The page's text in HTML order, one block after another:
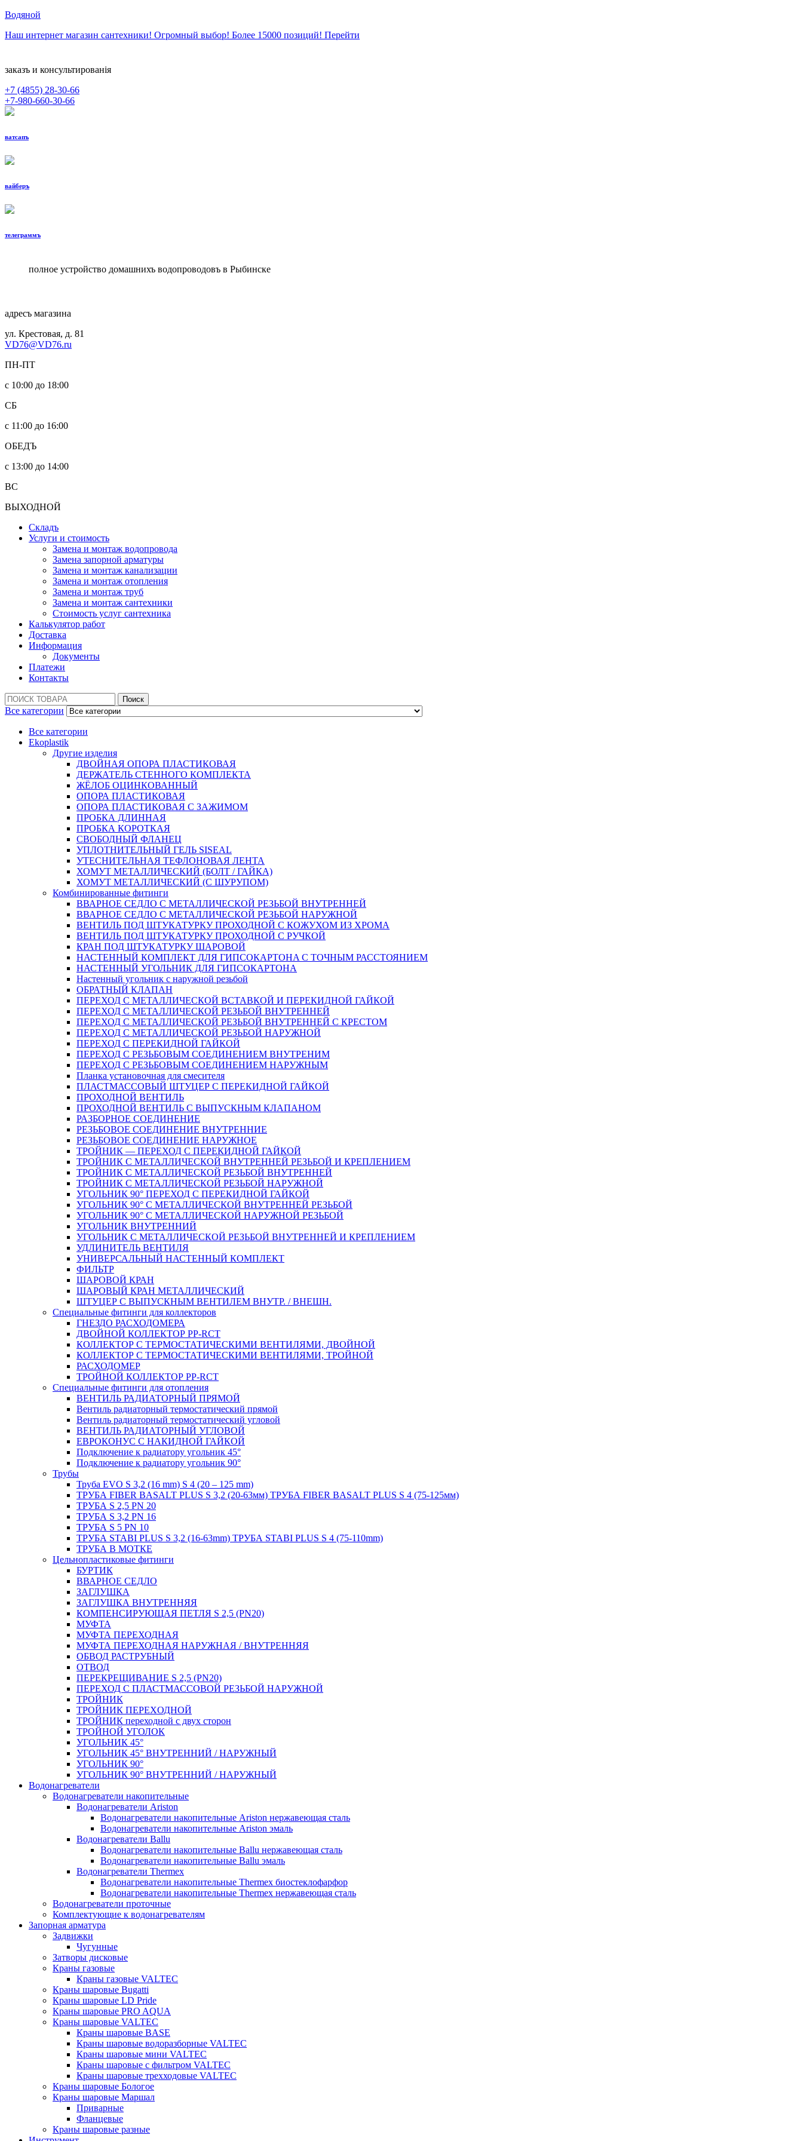
Водяной
Наш интернет магазин сантехники! Огромный выбор! Более 15000 позиций! Перейти
заказъ и консультированiя
+7 (4855) 28-30-66
+7-980-660-30-66
ватсапъ
вайберъ
телеграммъ
полное устройство домашнихъ водопроводовъ в Рыбинске
адресъ магазина
ул. Крестовая, д. 81
VD76@VD76.ru
ПН-ПТ
с 10:00 до 18:00
СБ
с 11:00 до 16:00
ОБЕДЪ
с 13:00 до 14:00
ВС
ВЫХОДНОЙ
Складъ
Услуги и стоимость
Замена и монтаж водопровода
Замена запорной арматуры
Замена и монтаж канализации
Замена и монтаж отопления
Замена и монтаж труб
Замена и монтаж сантехники
Стоимость услуг сантехника
Калькулятор работ
Доставка
Информация
Документы
Платежи
Контакты
Поиск:
Поиск
Все категории
Все категории
Ekoplastik
Другие изделия
ДВОЙНАЯ ОПОРА ПЛАСТИКОВАЯ
ДЕРЖАТЕЛЬ СТЕННОГО КОМПЛЕКТА
ЖЁЛОБ ОЦИНКОВАННЫЙ
ОПОРА ПЛАСТИКОВАЯ
ОПОРА ПЛАСТИКОВАЯ С ЗАЖИМОМ
ПРОБКА ДЛИННАЯ
ПРОБКА КОРОТКАЯ
СВОБОДНЫЙ ФЛАНЕЦ
УПЛОТНИТЕЛЬНЫЙ ГЕЛЬ SISEAL
УТЕСНИТЕЛЬНАЯ ТЕФЛОНОВАЯ ЛЕНТА
ХОМУТ МЕТАЛЛИЧЕСКИЙ (БОЛТ / ГАЙКА)
ХОМУТ МЕТАЛЛИЧЕСКИЙ (С ШУРУПОМ)
Комбинированные фитинги
ВВАРНОЕ СЕДЛО С МЕТАЛЛИЧЕСКОЙ РЕЗЬБОЙ ВНУТРЕННЕЙ
ВВАРНОЕ СЕДЛО С МЕТАЛЛИЧЕСКОЙ РЕЗЬБОЙ НАРУЖНОЙ
ВЕНТИЛЬ ПОД ШТУКАТУРКУ ПРОХОДНОЙ С КОЖУХОМ ИЗ ХРОМА
ВЕНТИЛЬ ПОД ШТУКАТУРКУ ПРОХОДНОЙ С РУЧКОЙ
КРАН ПОД ШТУКАТУРКУ ШАРОВОЙ
НАСТЕННЫЙ КОМПЛЕКТ ДЛЯ ГИПСОКАРТОНA С ТОЧНЫМ РАССТОЯНИЕМ
НАСТЕННЫЙ УГОЛЬНИК ДЛЯ ГИПСОКАРТОНА
Настенный угольник с наружной резьбой
ОБРАТНЫЙ КЛАПАН
ПЕРЕХОД С МЕТАЛЛИЧЕСКОЙ ВСТАВКОЙ И ПЕРЕКИДНОЙ ГАЙКОЙ
ПЕРЕХОД С МЕТАЛЛИЧЕСКОЙ РЕЗЬБОЙ ВНУТРЕННЕЙ
ПЕРЕХОД С МЕТАЛЛИЧЕСКОЙ РЕЗЬБОЙ ВНУТРЕННЕЙ С КРЕСТОМ
ПЕРЕХОД С МЕТАЛЛИЧЕСКОЙ РЕЗЬБОЙ НАРУЖНОЙ
ПЕРЕХОД С ПЕРЕКИДНОЙ ГАЙКОЙ
ПЕРЕХОД С РЕЗЬБОВЫМ СОЕДИНЕНИЕМ ВНУТРЕНИМ
ПЕРЕХОД С РЕЗЬБОВЫМ СОЕДИНЕНИЕМ НАРУЖНЫМ
Планка установочная для смесителя
ПЛАСТМАССОВЫЙ ШТУЦЕР С ПЕРЕКИДНОЙ ГАЙКОЙ
ПРОХОДНОЙ ВЕНТИЛЬ
ПРОХОДНОЙ ВЕНТИЛЬ С ВЫПУСКНЫМ КЛАПАНОМ
РАЗБОРНОЕ СОЕДИНЕНИЕ
РЕЗЬБОВОЕ СОЕДИНЕНИЕ ВНУТРЕННИЕ
РЕЗЬБОВОЕ СОЕДИНЕНИЕ НАРУЖНОЕ
ТРОЙНИК — ПЕРЕХОД С ПЕРЕКИДНОЙ ГАЙКОЙ
ТРОЙНИК С МЕТАЛЛИЧЕСКОЙ ВНУТРЕННЕЙ РЕЗЬБОЙ И КРЕПЛЕНИЕМ
ТРОЙНИК С МЕТАЛЛИЧЕСКОЙ РЕЗЬБОЙ ВНУТРЕННЕЙ
ТРОЙНИК С МЕТАЛЛИЧЕСКОЙ РЕЗЬБОЙ НАРУЖНОЙ
УГОЛЬНИК 90° ПЕРЕХОД С ПЕРЕКИДНОЙ ГАЙКОЙ
УГОЛЬНИК 90° С МЕТАЛЛИЧЕСКОЙ ВНУТРЕННEЙ РЕЗЬБОЙ
УГОЛЬНИК 90° С МЕТАЛЛИЧЕСКОЙ НАРУЖНОЙ РЕЗЬБОЙ
УГОЛЬНИК ВНУТРЕННИЙ
УГОЛЬНИК С МЕТАЛЛИЧЕСКОЙ РЕЗЬБОЙ ВНУТРЕННЕЙ И КРЕПЛЕНИЕМ
УДЛИНИТЕЛЬ ВЕНТИЛЯ
УНИВЕРСАЛЬНЫЙ НАСТЕННЫЙ КОМПЛЕКТ
ФИЛЬТР
ШАРОВОЙ КРАН
ШАРОВЫЙ КРАН МЕТАЛЛИЧЕСКИЙ
ШТУЦЕР С ВЫПУСКНЫМ ВЕНТИЛЕМ ВНУТР. / ВНЕШН.
Специальные фитинги для коллекторов
ГНЕЗДО РАСХОДОМЕРА
ДВОЙНОЙ КОЛЛЕКТОР PP-RCT
КОЛЛЕКТОР С ТЕРМОСТАТИЧЕСКИМИ ВЕНТИЛЯМИ, ДВОЙНОЙ
КОЛЛЕКТОР С ТЕРМОСТАТИЧЕСКИМИ ВЕНТИЛЯМИ, ТРОЙНОЙ
РАСХОДОМЕР
ТРОЙНОЙ КОЛЛЕКТОР PP-RCT
Специальные фитинги для отопления
ВЕНТИЛЬ РАДИАТОРНЫЙ ПРЯМОЙ
Вентиль радиаторный термостатический прямой
Вентиль радиаторный термостатический угловой
ВЕНТИЛЬ РАДИАТОРНЫЙ УГЛОВОЙ
ЕВРОКОНУС С НАКИДНОЙ ГАЙКОЙ
Подключение к радиатору угольник 45°
Подключение к радиатору угольник 90°
Трубы
Труба EVO S 3,2 (16 mm) S 4 (20 – 125 mm)
ТРУБА FIBER BASALT PLUS S 3,2 (20-63мм) ТРУБА FIBER BASALT PLUS S 4 (75-125мм)
ТРУБА S 2,5 PN 20
ТРУБА S 3,2 PN 16
ТРУБА S 5 PN 10
ТРУБА STABI PLUS S 3,2 (16-63mm) ТРУБА STABI PLUS S 4 (75-110mm)
ТРУБА В МОТКЕ
Цельнопластиковые фитинги
БУРТИК
ВВАРНОЕ СЕДЛО
ЗАГЛУШКА
ЗАГЛУШКА ВНУТРЕННЯЯ
КОМПЕНСИРУЮЩАЯ ПЕТЛЯ S 2,5 (PN20)
МУФТА
МУФТА ПЕРЕХОДНАЯ
МУФТА ПЕРЕХОДНАЯ НАРУЖНАЯ / ВНУТРЕННЯЯ
ОБВОД РАСТРУБНЫЙ
ОТВОД
ПЕРЕКРЕЩИВАНИЕ S 2,5 (PN20)
ПЕРЕХОД С ПЛАСТМАССОВОЙ РЕЗЬБОЙ НАРУЖНОЙ
ТРОЙНИК
ТРОЙНИК ПЕРЕXОДНОЙ
ТРОЙНИК переходной с двух сторон
ТРОЙНОЙ УГОЛОК
УГОЛЬНИК 45°
УГОЛЬНИК 45° ВНУТРЕННИЙ / НАРУЖНЫЙ
УГОЛЬНИК 90°
УГОЛЬНИК 90° ВНУТРЕННИЙ / НАРУЖНЫЙ
Водонагреватели
Водонагреватели накопительные
Водонагреватели Ariston
Водонагреватели накопительные Ariston нержавеющая сталь
Водонагреватели накопительные Ariston эмаль
Водонагреватели Ballu
Водонагреватели накопительные Ballu нержавеющая сталь
Водонагреватели накопительные Ballu эмаль
Водонагреватели Thermex
Водонагреватели накопительные Thermex биостеклофарфор
Водонагреватели накопительные Thermex нержавеющая сталь
Водонагреватели проточные
Комплектующие к водонагревателям
Запорная арматура
Задвижки
Чугунные
Затворы дисковые
Краны газовые
Краны газовые VALTEC
Краны шаровые Bugatti
Краны шаровые LD Pride
Краны шаровые PRO AQUA
Краны шаровые VALTEC
Краны шаровые BASE
Краны шаровые водоразборные VALTEC
Краны шаровые мини VALTEC
Краны шаровые с фильтром VALTEC
Краны шаровые трехходовые VALTEC
Краны шаровые Бологое
Краны шаровые Маршал
Приварные
Фланцевые
Краны шаровые разные